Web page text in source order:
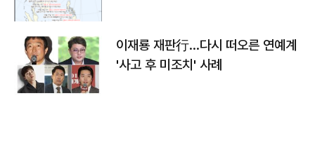
이재룡 재판行…다시 떠오른 연예계
'사고 후 미조치' 사례